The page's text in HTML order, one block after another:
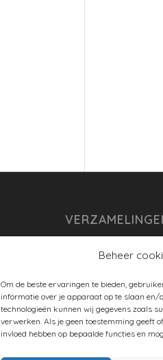
Beheer
Om de beste ervaringen te bieden,
informatie over je apparaat op te slaan en/
technologieën kunnen wij gegevens zoals
verwerken. Als je geen toestemming geeft
invloed hebben op bepaalde functies en
huishouden
spreekwoorden en
tuin